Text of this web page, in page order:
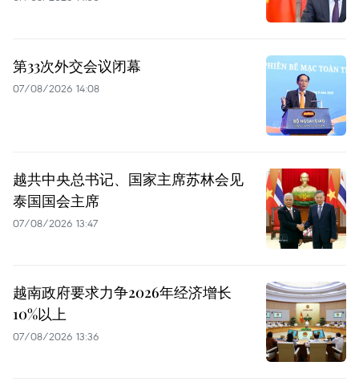
第33次外交会议闭幕
07/08/2026 14:08
越共中央总书记、国家主席苏林会见
泰国国会主席
07/08/2026 13:47
越南政府要求力争2026年经济增长
10%以上
07/08/2026 13:36